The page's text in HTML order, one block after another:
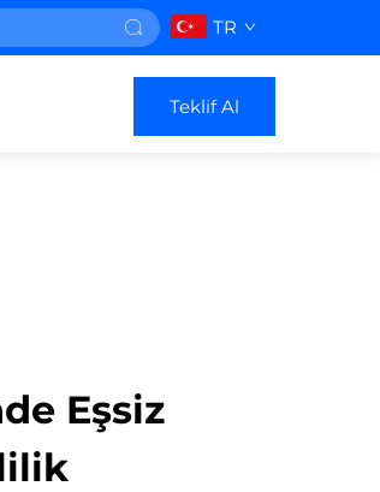
TR
Teklif Al
Eşsiz